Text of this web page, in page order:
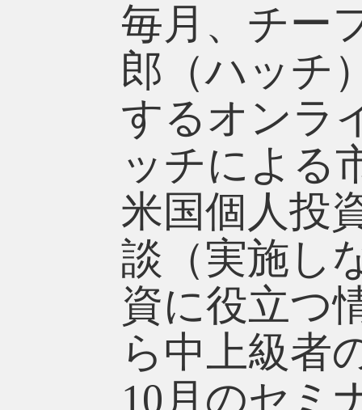
毎月、チー
郎（ハッチ
するオンラ
ッチによる
米国個人投
談（実施し
資に役立つ
ら中上級者
10月のセミ